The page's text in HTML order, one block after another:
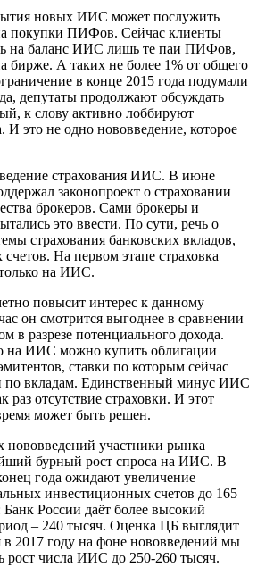
новых ИИС может послужить
покупки ПИФов. Сейчас клиенты
на баланс ИИС лишь те паи ПИФов,
бирже. А таких не более 1% от общего
в конце 2015 года подумали
депутаты продолжают обсуждать
к слову активно лоббируют
это не одно нововведение, которое
страхования ИИС. В июне
законопроект о страховании
брокеров. Сами брокеры и
это ввести. По сути, речь о
страхования банковских вкладов,
счетов. На первом этапе страховка
только на ИИС.
повысит интерес к данному
он смотрится выгоднее в сравнении
в разрезе потенциального дохода.
на ИИС можно купить облигации
ставки по которым сейчас
по вкладам. Единственный минус ИИС
раз отсутствие страховки. И этот
может быть решен.
нововведений участники рынка
бурный рост спроса на ИИС. В
года ожидают увеличение
инвестиционных счетов до 165
России даёт более высокий
– 240 тысяч. Оценка ЦБ выглядит
в 2017 году на фоне нововведений мы
рост числа ИИС до 250-260 тысяч.